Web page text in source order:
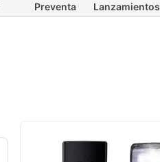
Preventa Lanzamientos